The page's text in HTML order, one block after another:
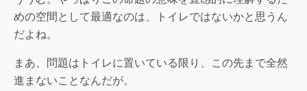
めの空間として最適なのは、トイレではないかと思うん
だよね。
まあ、問題はトイレに置いている限り、この先まで全然
進まないことなんだが。